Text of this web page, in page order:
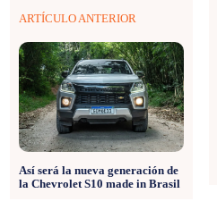
ARTÍCULO ANTERIOR
Así será la nueva generación de
la Chevrolet S10 made in Brasil